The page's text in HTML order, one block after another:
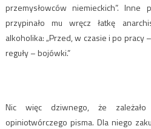
przemysłowców niemieckich”. Inne
przypinało mu wręcz łatkę
alkoholika: „Przed, w czasie i po pracy
reguły – bojówki.”
Nic więc dziwnego, że
opiniotwórczego pisma. Dla niego